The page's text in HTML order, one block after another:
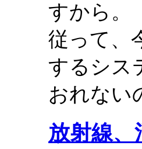
すから。
従って、
するシス
おれない
放射線